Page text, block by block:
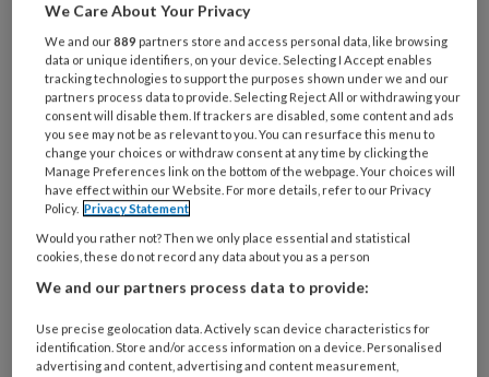
Al een account of abonnement?
Wat
is
je
e-
mailadres?
* *
Kies
je
wachtwoord*
Kies
je
Bij
We Care About Your Privacy
We and our889 partners store and access personal data, like browsing
data or unique identifiers, on your device. Selecting I Accept enables
tracking technologies to support the purposes shown under we and our
partners process data to provide. Selecting Reject All or withdrawing your
consent will disable them. If trackers are disabled, some content and ads
you see may not be as relevant to you. You can resurface this menu to
change your choices or withdraw consent at any time by clicking the
Manage Preferences link on the bottom of the webpage. Your choices will
have effect within our Website. For more details, refer to our Privacy
Policy. Privacy Statement
Would you rather not? Then we only place essential and statistical
cookies, these do not record any data about you as a person
We and our partners process data to provide:
Use precise geolocation data. Actively scan device characteristics for
identification. Store and/or access information on a device. Personalised
advertising and content, advertising and content measurement,